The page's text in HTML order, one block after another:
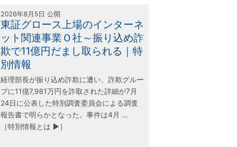
2026年8月5日 公開
東証グロース上場のインターネ
ット関連事業Ｏ社～振り込め詐
欺で11億円だまし取られる｜特
別情報
経理部長が振り込め詐欺に遭い、詐欺グルー
プに11億7,981万円を詐取された詳細が7月
24日に公表した特別調査委員会による調査
報告書で明らかとなった。事件は4月 …
［特別情報とは ▶］